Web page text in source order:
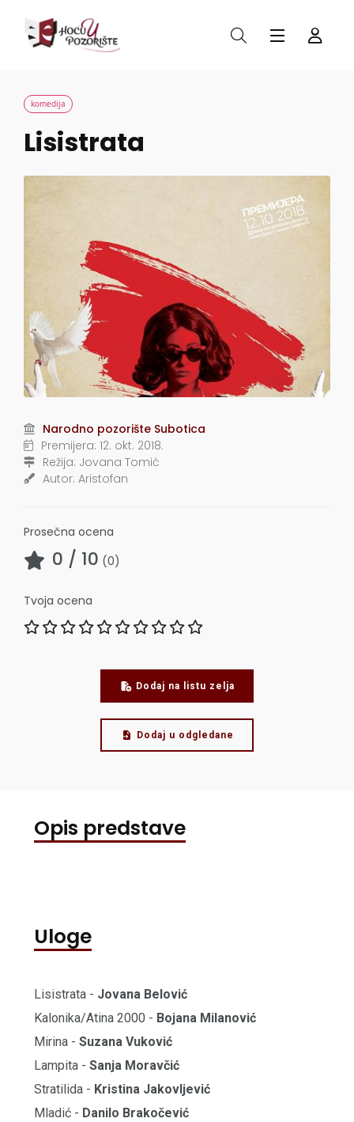
komedija
Lisistrata
Narodno pozorište Subotica
Premijera: 12. okt. 2018.
Režija: Jovana Tomić
Autor: Aristofan
Prosečna ocena
0 / 10 (0)
Tvoja ocena
Dodaj na listu zelja
Dodaj u odgledane
Opis predstave
Uloge
Lisistrata - Jovana Belović
Kalonika/Atina 2000 - Bojana Milanović
Mirina - Suzana Vuković
Lampita - Sanja Moravčić
Stratilida - Kristina Jakovljević
Mladić - Danilo Brakočević